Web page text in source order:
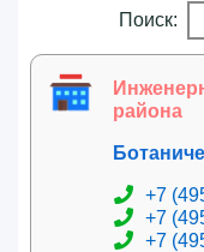
Поиск:
района
+7
+7
+7